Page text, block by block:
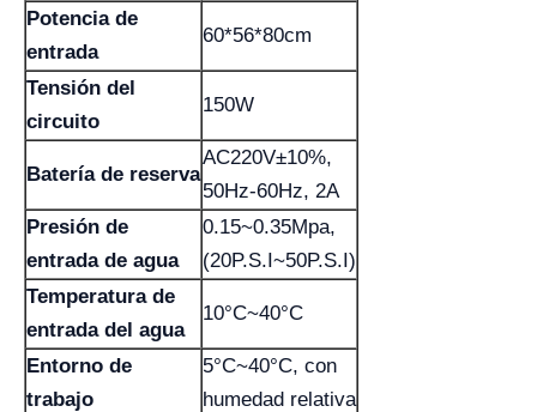
Potencia de
entrada
60*56*80cm
Tensión del
circuito
150W
Batería de reserva
AC220V±10%,
50Hz-60Hz, 2A
Presión de
entrada de agua
0.15~0.35Mpa,
(20P.S.I~50P.S.I)
Temperatura de
entrada del agua
10°C~40°C
Entorno de
trabajo
5°C~40°C, con
humedad relativa